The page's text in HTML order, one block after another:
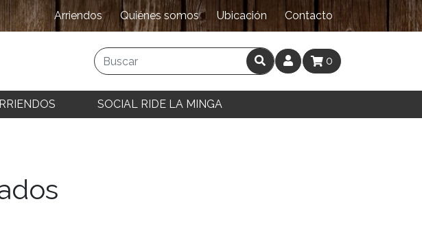
Arriendos Quiénes somos Ubicación Contacto
0
SOCIAL RIDE LA MINGA